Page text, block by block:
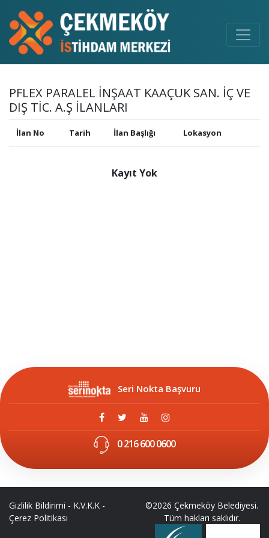
PFLEX PARALEL İNŞAAT KAAÇUK SAN. İÇ VE
DIŞ TİC. A.Ş İLANLARI
İlan No Tarih İlan Başlığı Lokasyon
Kayıt Yok
Seri Nokta Başvuru
0 216 600 0600
Gizlilik Bildirimi - K.V.K.K -
Çerez Politikası
©2026 Çekmeköy Belediyesi.
Tüm hakları saklıdır.